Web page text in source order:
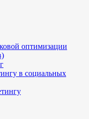
оптимизации
в социальных